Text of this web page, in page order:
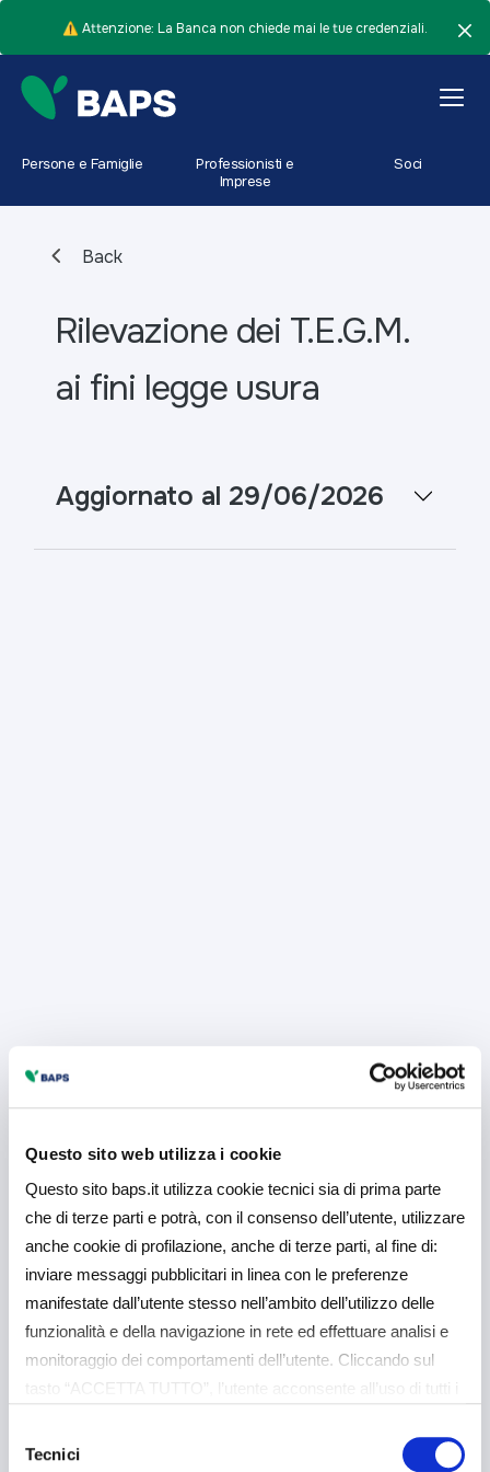
Questo sito web utilizza i cookie
Questo sito baps.it utilizza cookie tecnici sia di prima parte
che di terze parti e potrà, con il consenso dell’utente, utilizzare
anche cookie di profilazione, anche di terze parti, al fine di:
inviare messaggi pubblicitari in linea con le preferenze
manifestate dall’utente stesso nell’ambito dell’utilizzo delle
funzionalità e della navigazione in rete ed effettuare analisi e
monitoraggio dei comportamenti dell’utente. Cliccando sul
tasto “ACCETTA TUTTO”, l’utente acconsente all’uso di tutti i
analitici. Il consenso è facoltativo e può essere revocato in
delTecnici
⚠️ Attenzione: La Banca non chiede mai le tue credenziali.
Persone e Famiglie
Professionisti e
Imprese
Soci
Back
Rilevazione dei T.E.G.M.
ai fini legge usura
Aggiornato al 29/06/2026